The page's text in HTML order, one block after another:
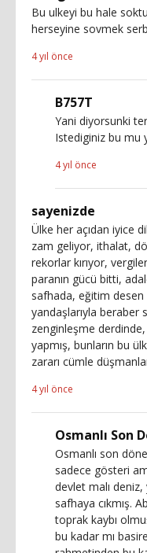
Bu ulkeyi bu hale
herseyine sovmek
4 yıl önce
B757T
Yani diyorsunki
Istediginiz bu mu
4 yıl önce
sayenizde
Ülke her açıdan iyice
zam geliyor, ithalat,
rekorlar kırıyor,
paranın gücü bitti,
safhada, eğitim
yandaşlarıyla beraber
zenginleşme
yapmış, bunların bu
zararı cümle
4 yıl önce
Osmanlı Son
Osmanlı son
sadece gösteri
devlet malı
safhaya cıkmış.
toprak kaybı
bu kadar mı